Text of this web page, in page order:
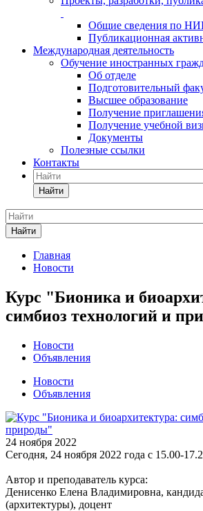
Общие сведения по
Публикационная
Международная деятельность
Обучение иностранных
Об отделе
Подготовительный
Высшее образование
Получение
Получение учебной
Документы
Полезные ссылки
Контакты
Найти
Найти
Главная
Новости
Курс "Бионика и
симбиоз технологий и
Новости
Объявления
Новости
Объявления
24 ноября 2022
Сегодня, 24 ноября 2022 года с 15.00-
Автор и преподаватель курса:
Денисенко Елена Владимировна,
(архитектуры), доцент